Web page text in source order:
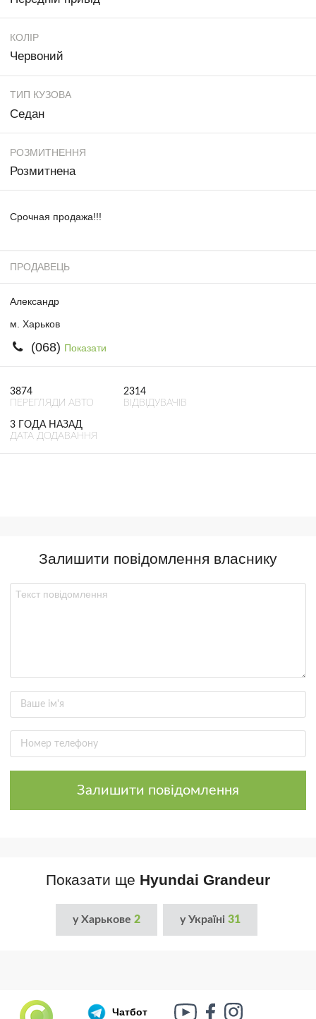
КОЛІР
Червоний
ТИП КУЗОВА
Седан
РОЗМИТНЕННЯ
Розмитнена
Срочная продажа!!!
ПРОДАВЕЦЬ
Александр
м. Харьков
(068) Показати
3874
ПЕРЕГЛЯДИ АВТО
2314
ВІДВІДУВАЧІВ
3 ГОДА НАЗАД
ДАТА ДОДАВАННЯ
Залишити повідомлення власнику
Залишити повідомлення
Показати ще Hyundai Grandeur
у Харькове 2 у Україні 31
Чатбот